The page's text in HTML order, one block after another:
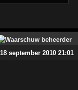
18 september 2010 21:01